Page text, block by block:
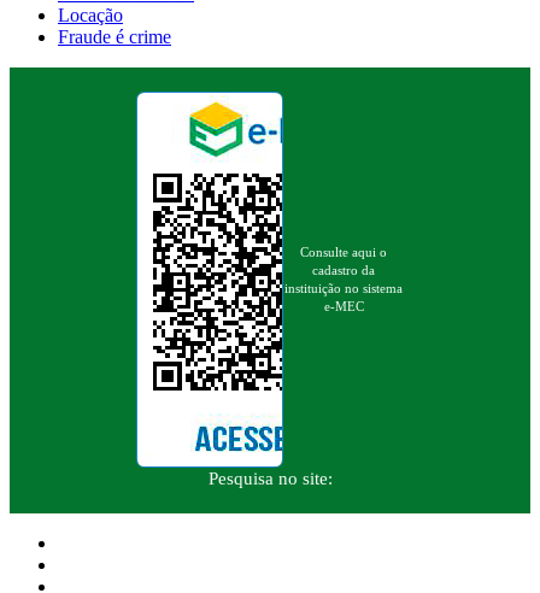
Locação
Fraude é crime
Consulte aqui o
cadastro da
instituição no sistema
e-MEC
Pesquisa no site: